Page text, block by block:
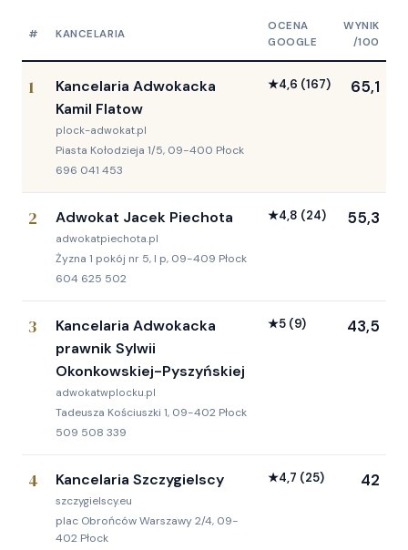
# KANCELARIA
OCENA
GOOGLE
WYNIK
/100
1
Kancelaria Adwokacka
Kamil Flatow
plock-adwokat.pl
Piasta Kołodzieja 1/5, 09-400 Płock
696 041 453
★4,6 (167) 65,1
2 Adwokat Jacek Piechota
adwokatpiechota.pl
Żyzna 1 pokój nr 5, I p, 09-409 Płock
604 625 502
★4,8 (24) 55,3
3
Kancelaria Adwokacka
prawnik Sylwii
Okonkowskiej-Pyszyńskiej
adwokatwplocku.pl
Tadeusza Kościuszki 1, 09-402 Płock
509 508 339
★5 (9) 43,5
4 Kancelaria Szczygielscy
szczygielscy.eu
plac Obrońców Warszawy 2/4, 09-
402 Płock
★4,7 (25) 42